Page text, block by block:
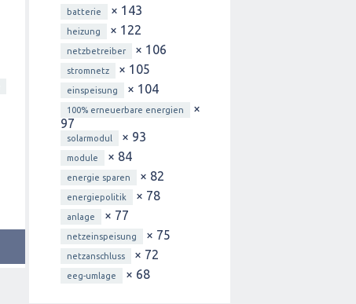
batterie × 143
heizung × 122
netzbetreiber × 106
stromnetz × 105
einspeisung × 104
100% erneuerbare energien
×
97
solarmodul × 93
module × 84
energie sparen × 82
energiepolitik × 78
anlage × 77
netzeinspeisung × 75
netzanschluss × 72
eeg-umlage × 68